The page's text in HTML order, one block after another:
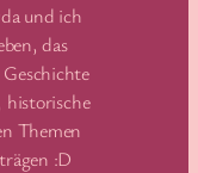
und ich
das
historische
Themen
:D